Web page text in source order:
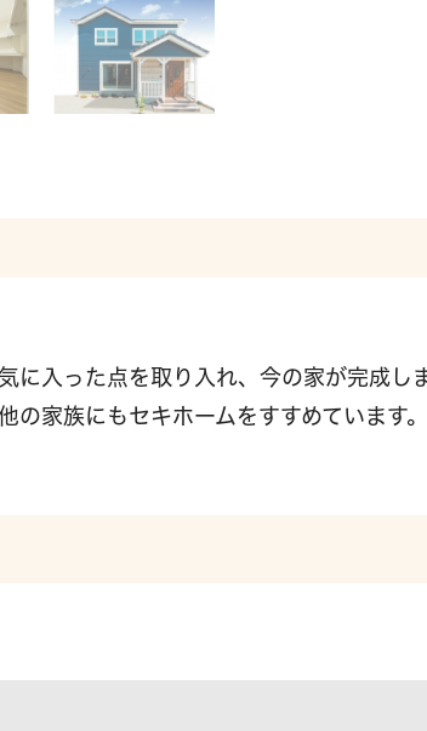
に入った点を取り入れ、今の家が完成し
の家族にもセキホームをすすめています。